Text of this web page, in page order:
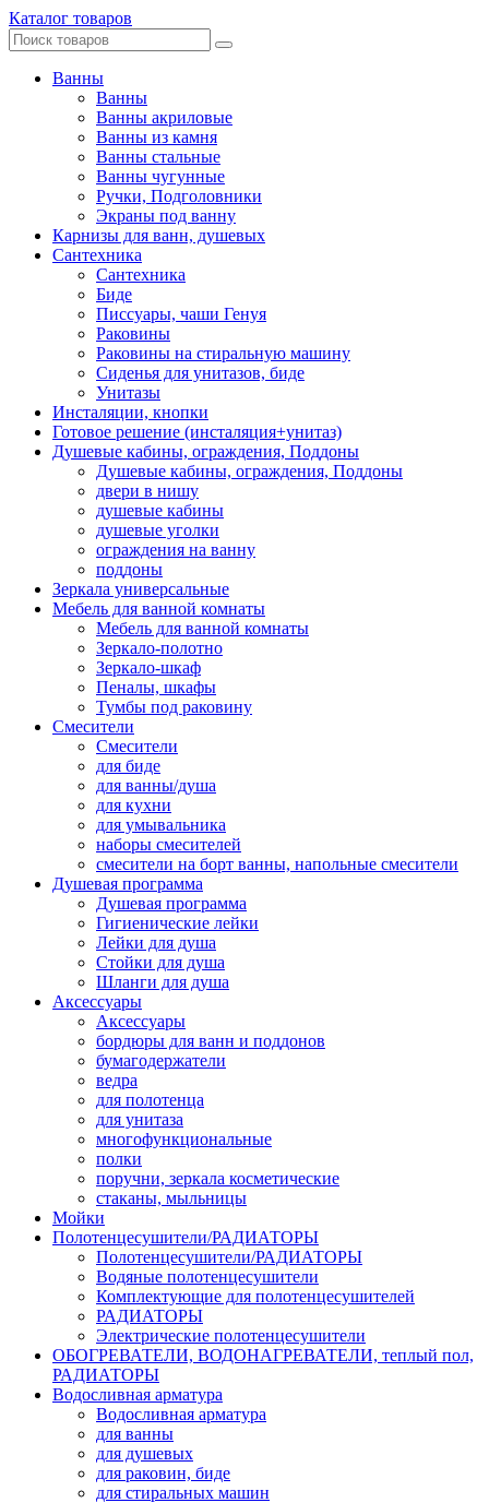
Каталог товаров
Ванны
Ванны
Ванны акриловые
Ванны из камня
Ванны стальные
Ванны чугунные
Ручки, Подголовники
Экраны под ванну
Карнизы для ванн, душевых
Сантехника
Сантехника
Биде
Писсуары, чаши Генуя
Раковины
Раковины на стиральную машину
Сиденья для унитазов, биде
Унитазы
Инсталяции, кнопки
Готовое решение (инсталяция+унитаз)
Душевые кабины, ограждения, Поддоны
Душевые кабины, ограждения, Поддоны
двери в нишу
душевые кабины
душевые уголки
ограждения на ванну
поддоны
Зеркала универсальные
Мебель для ванной комнаты
Мебель для ванной комнаты
Зеркало-полотно
Зеркало-шкаф
Пеналы, шкафы
Тумбы под раковину
Смесители
Смесители
для биде
для ванны/душа
для кухни
для умывальника
наборы смесителей
смесители на борт ванны, напольные смесители
Душевая программа
Душевая программа
Гигиенические лейки
Лейки для душа
Стойки для душа
Шланги для душа
Аксессуары
Аксессуары
бордюры для ванн и поддонов
бумагодержатели
ведра
для полотенца
для унитаза
многофункциональные
полки
поручни, зеркала косметические
стаканы, мыльницы
Мойки
Полотенцесушители/РАДИАТОРЫ
Полотенцесушители/РАДИАТОРЫ
Водяные полотенцесушители
Комплектующие для полотенцесушителей
РАДИАТОРЫ
Электрические полотенцесушители
ОБОГРЕВАТЕЛИ, ВОДОНАГРЕВАТЕЛИ, теплый пол,
РАДИАТОРЫ
Водосливная арматура
Водосливная арматура
для ванны
для душевых
для раковин, биде
для стиральных машин